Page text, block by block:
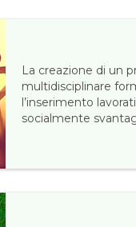
La creazione di un
multidisciplinare
l’inserimento
socialmente